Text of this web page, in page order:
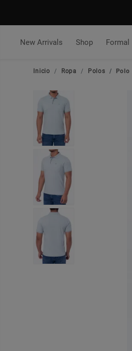
New Arrivals Shop Formal
Inicio Ropa Polos Polo